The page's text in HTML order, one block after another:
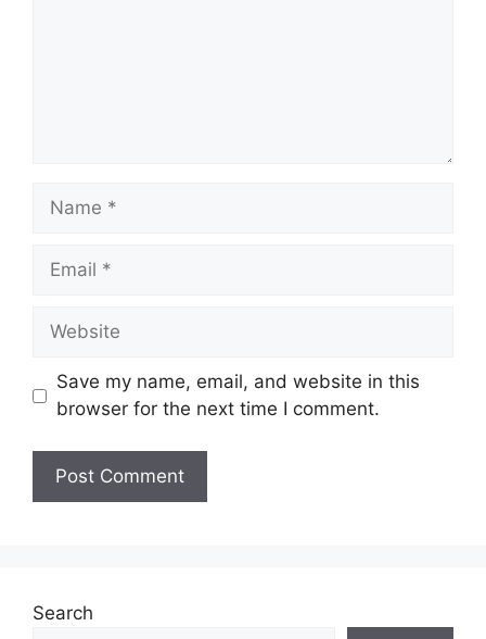
Save my name, email, and website in this
browser for the next time I comment.
Search